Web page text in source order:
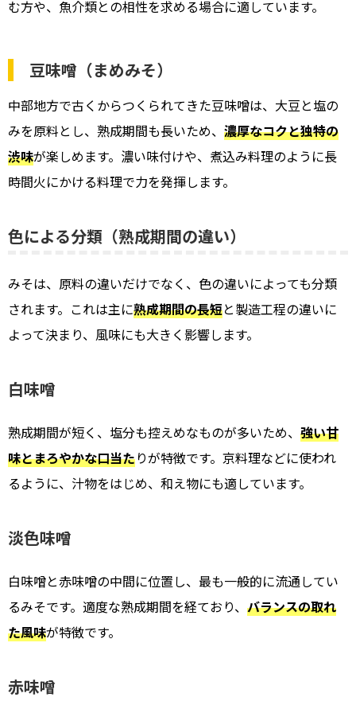
む方や、魚介類との相性を求める場合に適しています。
豆味噌（まめみそ）
中部地方で古くからつくられてきた豆味噌は、大豆と塩の
みを原料とし、熟成期間も長いため、 濃厚なコクと独特の
渋味が楽しめます。濃い味付けや、煮込み料理のように長
時間火にかける料理で力を発揮します。
色による分類（熟成期間の違い）
みそは、原料の違いだけでなく、色の違いによっても分類
されます。これは主に熟成期間の長短と製造工程の違いに
よって決まり、風味にも大きく影響します。
白味噌
熟成期間が短く、塩分も控えめなものが多いため、 強い甘
味とまろやかな口当たりが特徴です。京料理などに使われ
るように、汁物をはじめ、和え物にも適しています。
淡色味噌
白味噌と赤味噌の中間に位置し、最も一般的に流通してい
るみそです。適度な熟成期間を経ており、 バランスの取れ
た風味が特徴です。
赤味噌